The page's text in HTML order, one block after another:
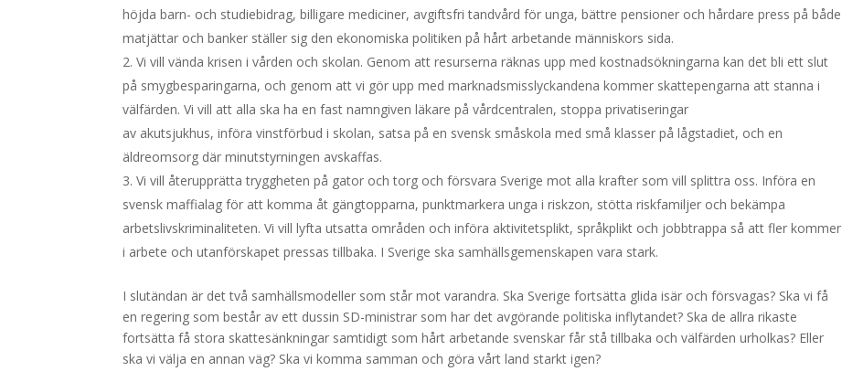
höjda barn- och studiebidrag, billigare mediciner, avgiftsfri tandvård för unga, bättre pensioner och hårdare press på både
matjättar och banker ställer sig den ekonomiska politiken på hårt arbetande människors sida.
Vi vill vända krisen i vården och skolan. Genom att resurserna räknas upp med kostnadsökningarna kan det bli ett slut
på smygbesparingarna, och genom att vi gör upp med marknadsmisslyckandena kommer skattepengarna att stanna i
välfärden. Vi vill att alla ska ha en fast namngiven läkare på vårdcentralen, stoppa privatiseringar
av akutsjukhus, införa vinstförbud i skolan, satsa på en svensk småskola med små klasser på lågstadiet, och en
äldreomsorg där minutstyrningen avskaffas.
Vi vill återupprätta tryggheten på gator och torg och försvara Sverige mot alla krafter som vill splittra oss. Införa en
svensk maffialag för att komma åt gängtopparna, punktmarkera unga i riskzon, stötta riskfamiljer och bekämpa
arbetslivskriminaliteten. Vi vill lyfta utsatta områden och införa aktivitetsplikt, språkplikt och jobbtrappa så att fler kommer
i arbete och utanförskapet pressas tillbaka. I Sverige ska samhällsgemenskapen vara stark.
I slutändan är det två samhällsmodeller som står mot varandra. Ska Sverige fortsätta glida isär och försvagas? Ska vi få
en regering som består av ett dussin SD-ministrar som har det avgörande politiska inflytandet? Ska de allra rikaste
fortsätta få stora skattesänkningar samtidigt som hårt arbetande svenskar får stå tillbaka och välfärden urholkas? Eller
ska vi välja en annan väg? Ska vi komma samman och göra vårt land starkt igen?